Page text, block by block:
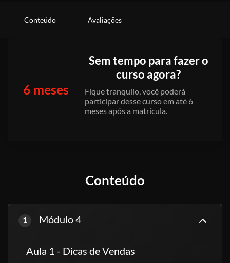
Conteúdo Avaliações
6 meses
Sem tempo para fazer o
curso agora?
Fique tranquilo, você poderá
participar desse curso em até 6
meses após a matrícula.
Conteúdo
1 Módulo 4
Aula 1 - Dicas de Vendas